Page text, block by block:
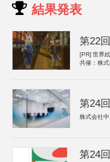
結果発表
第22
[PR] 世界
共催：株
第24
株式会社
第24